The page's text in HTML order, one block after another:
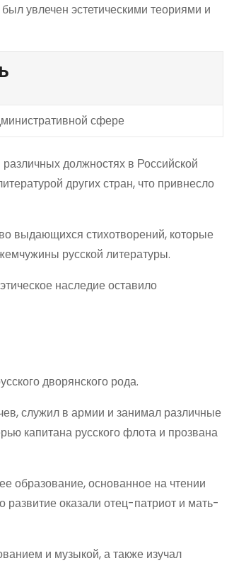
увлечен эстетическими теориями и
сфере
должностях в Российской
других стран, что привнесло
выдающихся стихотворений, которые
русской литературы.
наследие оставило
дворянского рода.
служил в армии и занимал различные
капитана русского флота и прозвана
образование, основанное на чтении
развитие оказали отец-патриот и мать-
и музыкой, а также изучал